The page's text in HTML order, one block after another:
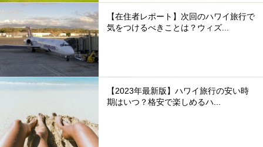
【在住者レポート】次回のハワイ旅行で
気をつけるべきことは？ウィズ...
【2023年最新版】ハワイ旅行の安い時
期はいつ？格安で楽しめるハ...